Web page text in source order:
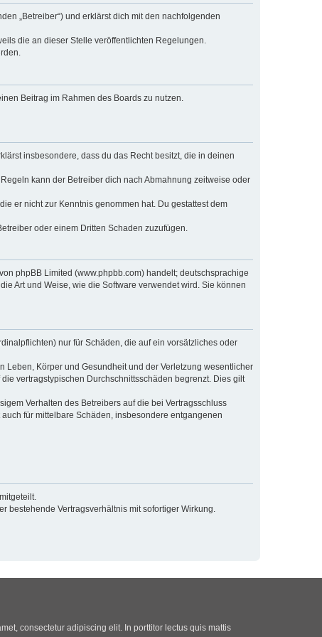
„Betreiber“) und erklärst dich mit den nachfolgenden
die an dieser Stelle veröffentlichten Regelungen.
Beitrag im Rahmen des Boards zu nutzen.
insbesondere, dass du das Recht besitzt, die in deinen
kann der Betreiber dich nach Abmahnung zeitweise oder
er nicht zur Kenntnis genommen hat. Du gestattest dem
oder einem Dritten Schaden zuzufügen.
phpBB Limited (www.phpbb.com) handelt; deutschsprachige
Art und Weise, wie die Software verwendet wird. Sie können
nur für Schäden, die auf ein vorsätzliches oder
Leben, Körper und Gesundheit und der Verletzung wesentlicher
vertragstypischen Durchschnittsschäden begrenzt. Dies gilt
Verhalten des Betreibers auf die bei Vertragsschluss
für mittelbare Schäden, insbesondere entgangenen
bestehende Vertragsverhältnis mit sofortiger Wirkung.
consectetur adipiscing elit. In porttitor lectus quis mattis